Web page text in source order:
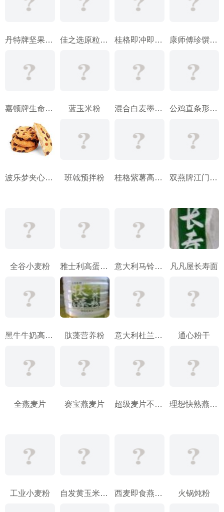
丹特牌坚果薏米营养粉 佳之选原粒大燕麦片 桂格即冲即食燕麦片 康师傅珍馔炸酱面
嘉顿牌生命面包 蓝玉米粉 混合白麦墨西哥薄饼粉 公鸡直条形意大利面
波乐梦夹心葡萄干饼干 班戟预拌粉 桂格紫薯高纤醇香燕麦片 双燕牌江门排粉
全谷小麦粉 雅士利高蛋白营养麦片 意大利马铃薯面角 凡凡屋长寿面
黑牛牛奶高钙燕麦片 肽藻营养粉 意大利杜兰麦粉 通心粉干
全燕麦片 赛宝燕麦片 超级麦片不加蔗糖麦片 理想快熟燕麦片
工业小麦粉 自发黄玉米粗面 西麦即食燕麦片 火锅炖粉